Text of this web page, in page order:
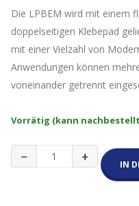
Die LPBEM wird mit einem
doppelseitigen Klebepad
mit einer Vielzahl von
Anwendungen können
voneinander getrennt
Vorrätig (kann
−
Magnethaft
Antenne
+ IN